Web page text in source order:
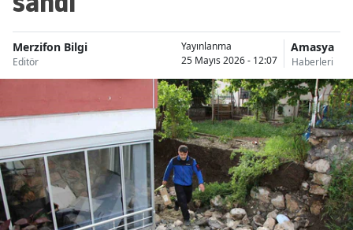
Merzifon Bilgi
Editör
Yayınlanma
25 Mayıs 2026 - 12:07
Amasya
Haberleri